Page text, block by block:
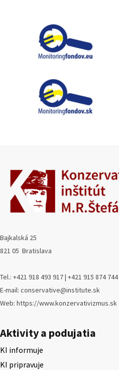
Bajkalská 25
821 05 Bratislava
Tel.: +421 918 493 917 | +421 915 874 744
E-mail: conservative@institute.sk
Web: https://www.konzervativizmus.sk
Aktivity a podujatia
KI informuje
KI pripravuje